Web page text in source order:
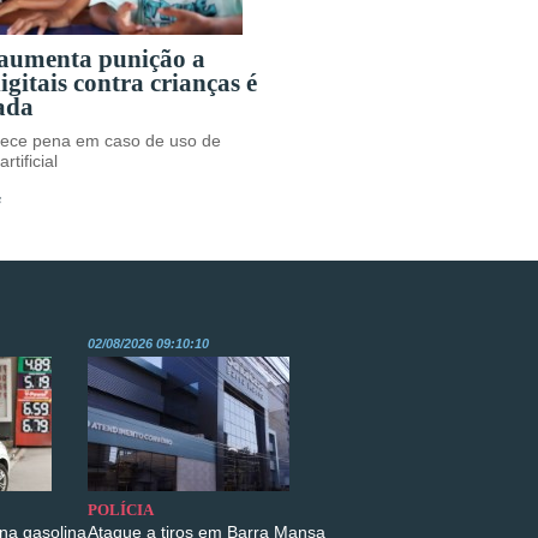
punição a
contra crianças é
pena em caso de uso de
gasolina
02/08/2026 09:10:10
POLÍCIA
Ataque a tiros em Barra Mansa